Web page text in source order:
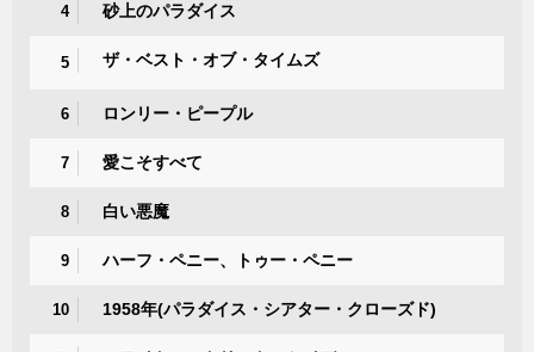
4 砂上のパラダイス
5 ザ・ベスト・オブ・タイムズ
6 ロンリー・ピープル
7 愛こそすべて
8 白い悪魔
9 ハーフ・ペニー、トゥー・ペニー
10 1958年(パラダイス・シアター・クローズド)